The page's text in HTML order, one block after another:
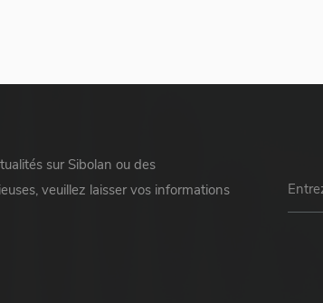
sur Sibolan ou des
veuillez laisser vos informations